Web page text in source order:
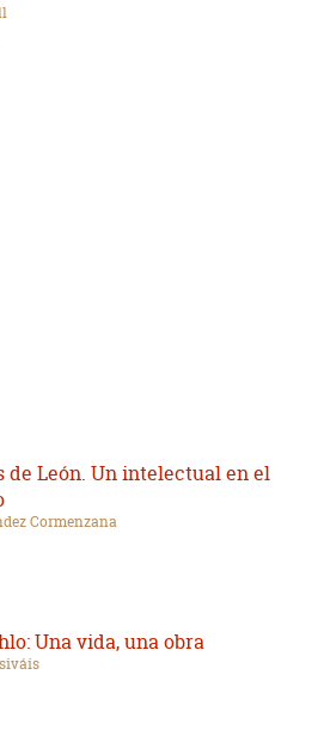
de León. Un intelectual en el
Cormenzana
Una vida, una obra